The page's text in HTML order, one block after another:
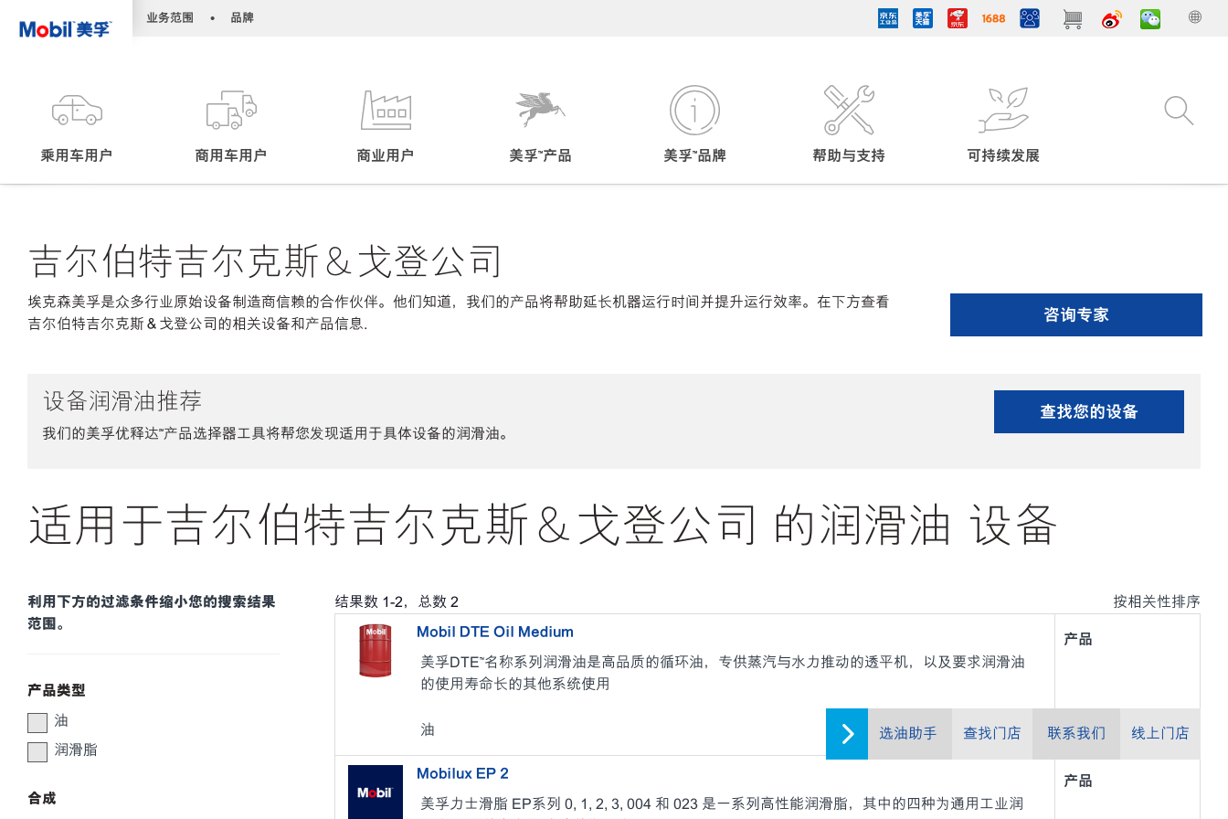
业务范围 • 品牌
乘用车用户 商用车用户 商业用户 美孚™产品 美孚™品牌 帮助与支持 可持续发展
选油助手 查找门店 联系我们 线上门店
吉尔伯特吉尔克斯＆戈登公司
埃克森美孚是众多行业原始设备制造商信赖的合作伙伴。他们知道，我们的产品将帮助延长机器运行时间并提升运行效率。在下方查看
吉尔伯特吉尔克斯＆戈登公司的相关设备和产品信息.
咨询专家
设备润滑油推荐
我们的美孚优释达℠产品选择器工具将帮您发现适用于具体设备的润滑油。
查找您的设备
适用于吉尔伯特吉尔克斯＆戈登公司 的润滑油 设备
利用下方的过滤条件缩小您的搜索结果
范围。
产品类型
油
润滑脂
合成
结果数 1-2，总数 2 按相关性排序
Mobil DTE Oil Medium
美孚DTE™名称系列润滑油是高品质的循环油，专供蒸汽与水力推动的透平机，以及要求润滑油
的使用寿命长的其他系统使用
油
产品
Mobilux EP 2
美孚力士滑脂 EP系列 0, 1, 2, 3, 004 和 023 是一系列高性能润滑脂，其中的四种为通用工业润
产品